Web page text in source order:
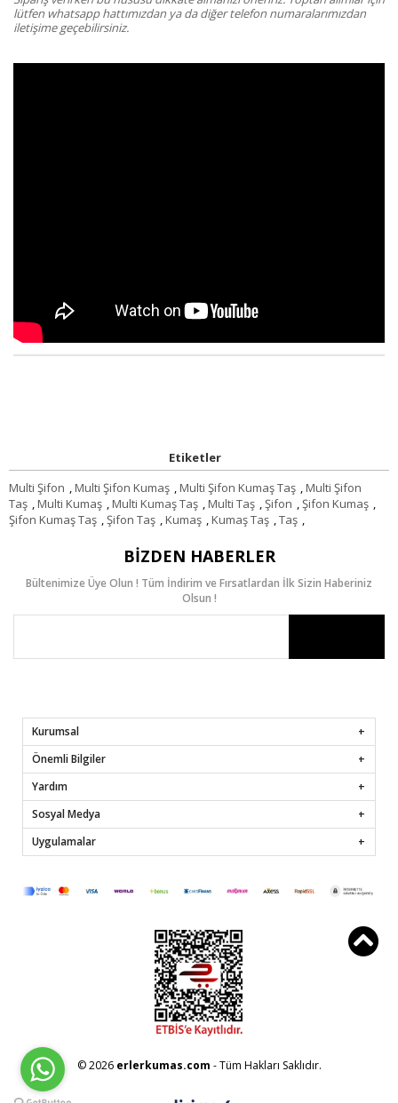
lütfen whatsapp hattımızdan ya da diğer telefon numaralarımızdan
iletişime geçebilirsiniz.
Etiketler
Multi Şifon ,Multi Şifon Kumaş ,Multi Şifon Kumaş Taş ,Multi Şifon
Taş ,Multi Kumaş ,Multi Kumaş Taş ,Multi Taş ,Şifon ,Şifon Kumaş ,
Şifon Kumaş Taş ,Şifon Taş ,Kumaş ,Kumaş Taş ,Taş ,
BIZDEN HABERLER
Bültenimize Üye Olun ! Tüm İndirim ve Fırsatlardan İlk Sizin Haberiniz
Olsun !
Kurumsal
Önemli Bilgiler
Yardım
Sosyal Medya
Uygulamalar
© 2026 erlerkumas.com - Tüm Hakları Saklıdır.